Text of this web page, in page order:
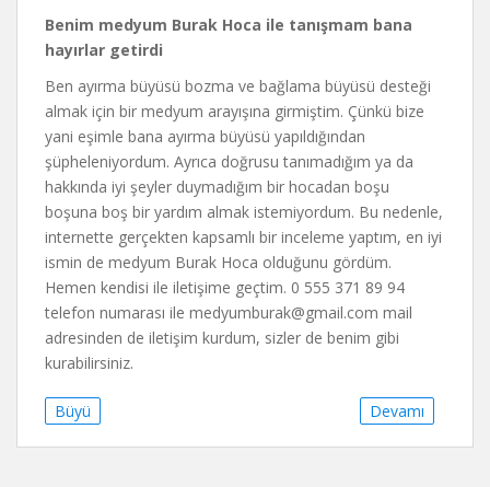
Benim medyum Burak Hoca ile tanışmam bana
hayırlar getirdi
Ben ayırma büyüsü bozma ve bağlama büyüsü desteği
almak için bir medyum arayışına girmiştim. Çünkü bize
yani eşimle bana ayırma büyüsü yapıldığından
şüpheleniyordum. Ayrıca doğrusu tanımadığım ya da
hakkında iyi şeyler duymadığım bir hocadan boşu
boşuna boş bir yardım almak istemiyordum. Bu nedenle,
internette gerçekten kapsamlı bir inceleme yaptım, en iyi
ismin de medyum Burak Hoca olduğunu gördüm.
Hemen kendisi ile iletişime geçtim. 0 555 371 89 94
telefon numarası ile medyumburak@gmail.com mail
adresinden de iletişim kurdum, sizler de benim gibi
kurabilirsiniz.
Devamı
Büyü